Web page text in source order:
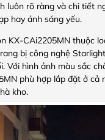
luôn rõ ràng và chi tiết
hay ánh sáng yếu.
KX-CAi2205MN thuộc
bị công nghệ
Với hình ảnh màu sắc
phù hợp lắp đặt ở cả
kho.